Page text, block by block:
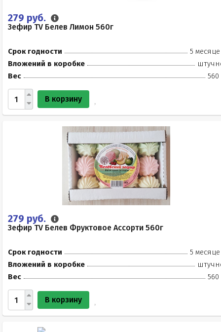
279 руб.
Зефир TV Белев Лимон 560г
Срок годности
5
Вложений в коробке
Вес
560
В корзину
279 руб.
Зефир TV Белев Фруктовое Ассорти 560г
Срок годности
5
Вложений в коробке
Вес
560
В корзину